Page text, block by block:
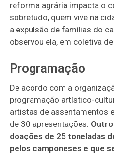
reforma agrária impacta o
sobretudo, quem vive na
a expulsão de famílias do
observou ela, em coletiva
Programação
De acordo com a
programação artístico-
artistas de assentamentos
de 30 apresentações.
doações de 25 toneladas
pelos camponeses e que